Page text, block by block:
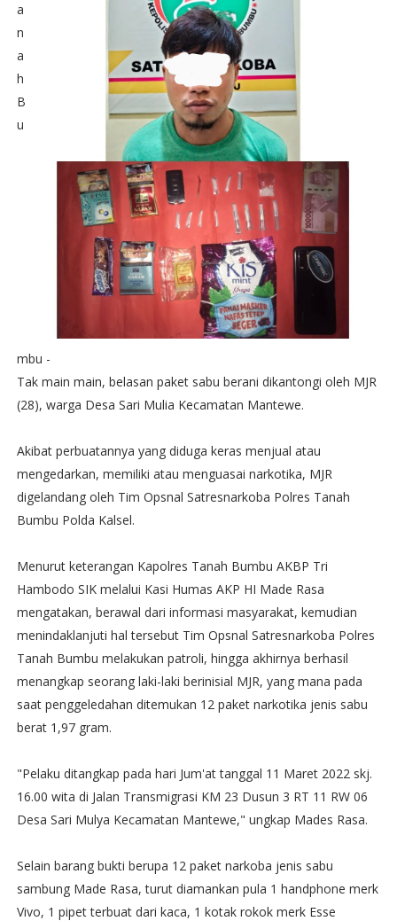
a
n
a
h
B
u
mbu -
Tak main main, belasan paket sabu berani dikantongi oleh MJR
(28), warga Desa Sari Mulia Kecamatan Mantewe.
Akibat perbuatannya yang diduga keras menjual atau
mengedarkan, memiliki atau menguasai narkotika, MJR
digelandang oleh Tim Opsnal Satresnarkoba Polres Tanah
Bumbu Polda Kalsel.
Menurut keterangan Kapolres Tanah Bumbu AKBP Tri
Hambodo SIK melalui Kasi Humas AKP HI Made Rasa
mengatakan, berawal dari informasi masyarakat, kemudian
menindaklanjuti hal tersebut Tim Opsnal Satresnarkoba Polres
Tanah Bumbu melakukan patroli, hingga akhirnya berhasil
menangkap seorang laki-laki berinisial MJR, yang mana pada
saat penggeledahan ditemukan 12 paket narkotika jenis sabu
berat 1,97 gram.
"Pelaku ditangkap pada hari Jum'at tanggal 11 Maret 2022 skj.
16.00 wita di Jalan Transmigrasi KM 23 Dusun 3 RT 11 RW 06
Desa Sari Mulya Kecamatan Mantewe," ungkap Mades Rasa.
Selain barang bukti berupa 12 paket narkoba jenis sabu
sambung Made Rasa, turut diamankan pula 1 handphone merk
Vivo, 1 pipet terbuat dari kaca, 1 kotak rokok merk Esse